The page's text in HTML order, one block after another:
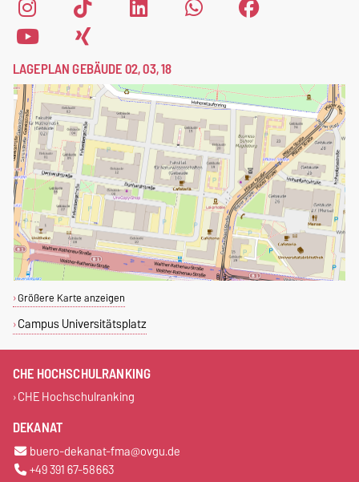
LAGEPLAN GEBÄUDE 02, 03, 18
Größere Karte anzeigen
Campus Universitätsplatz
CHE HOCHSCHULRANKING
CHE Hochschulranking
DEKANAT
buero-dekanat-fma@ovgu.de
+49 391 67-58663